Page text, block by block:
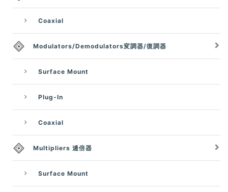
Coaxial
Modulators/Demodulators変調器/復調器
Surface Mount
Plug-In
Coaxial
Multipliers 逓倍器
Surface Mount